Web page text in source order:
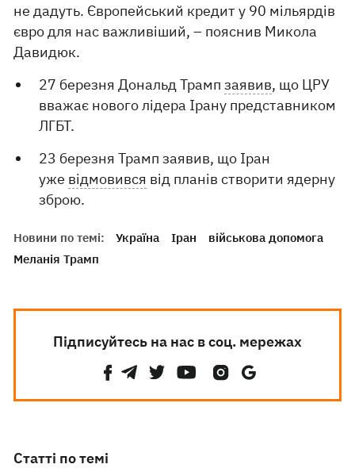
не дадуть. Європейський кредит у 90 мільярдів
євро для нас важливіший, – пояснив Микола
Давидюк.
27 березня Дональд Трампзаявив, що ЦРУ
вважає нового лідера Ірану представником
ЛГБТ.
23 березня Трамп заявив, що Іран
уже відмовився від планів створити ядерну
зброю.
Новини по темі: Україна Іран
військова допомога
Меланія Трамп
Підписуйтесь на нас в соц. мережах
Статті по темі